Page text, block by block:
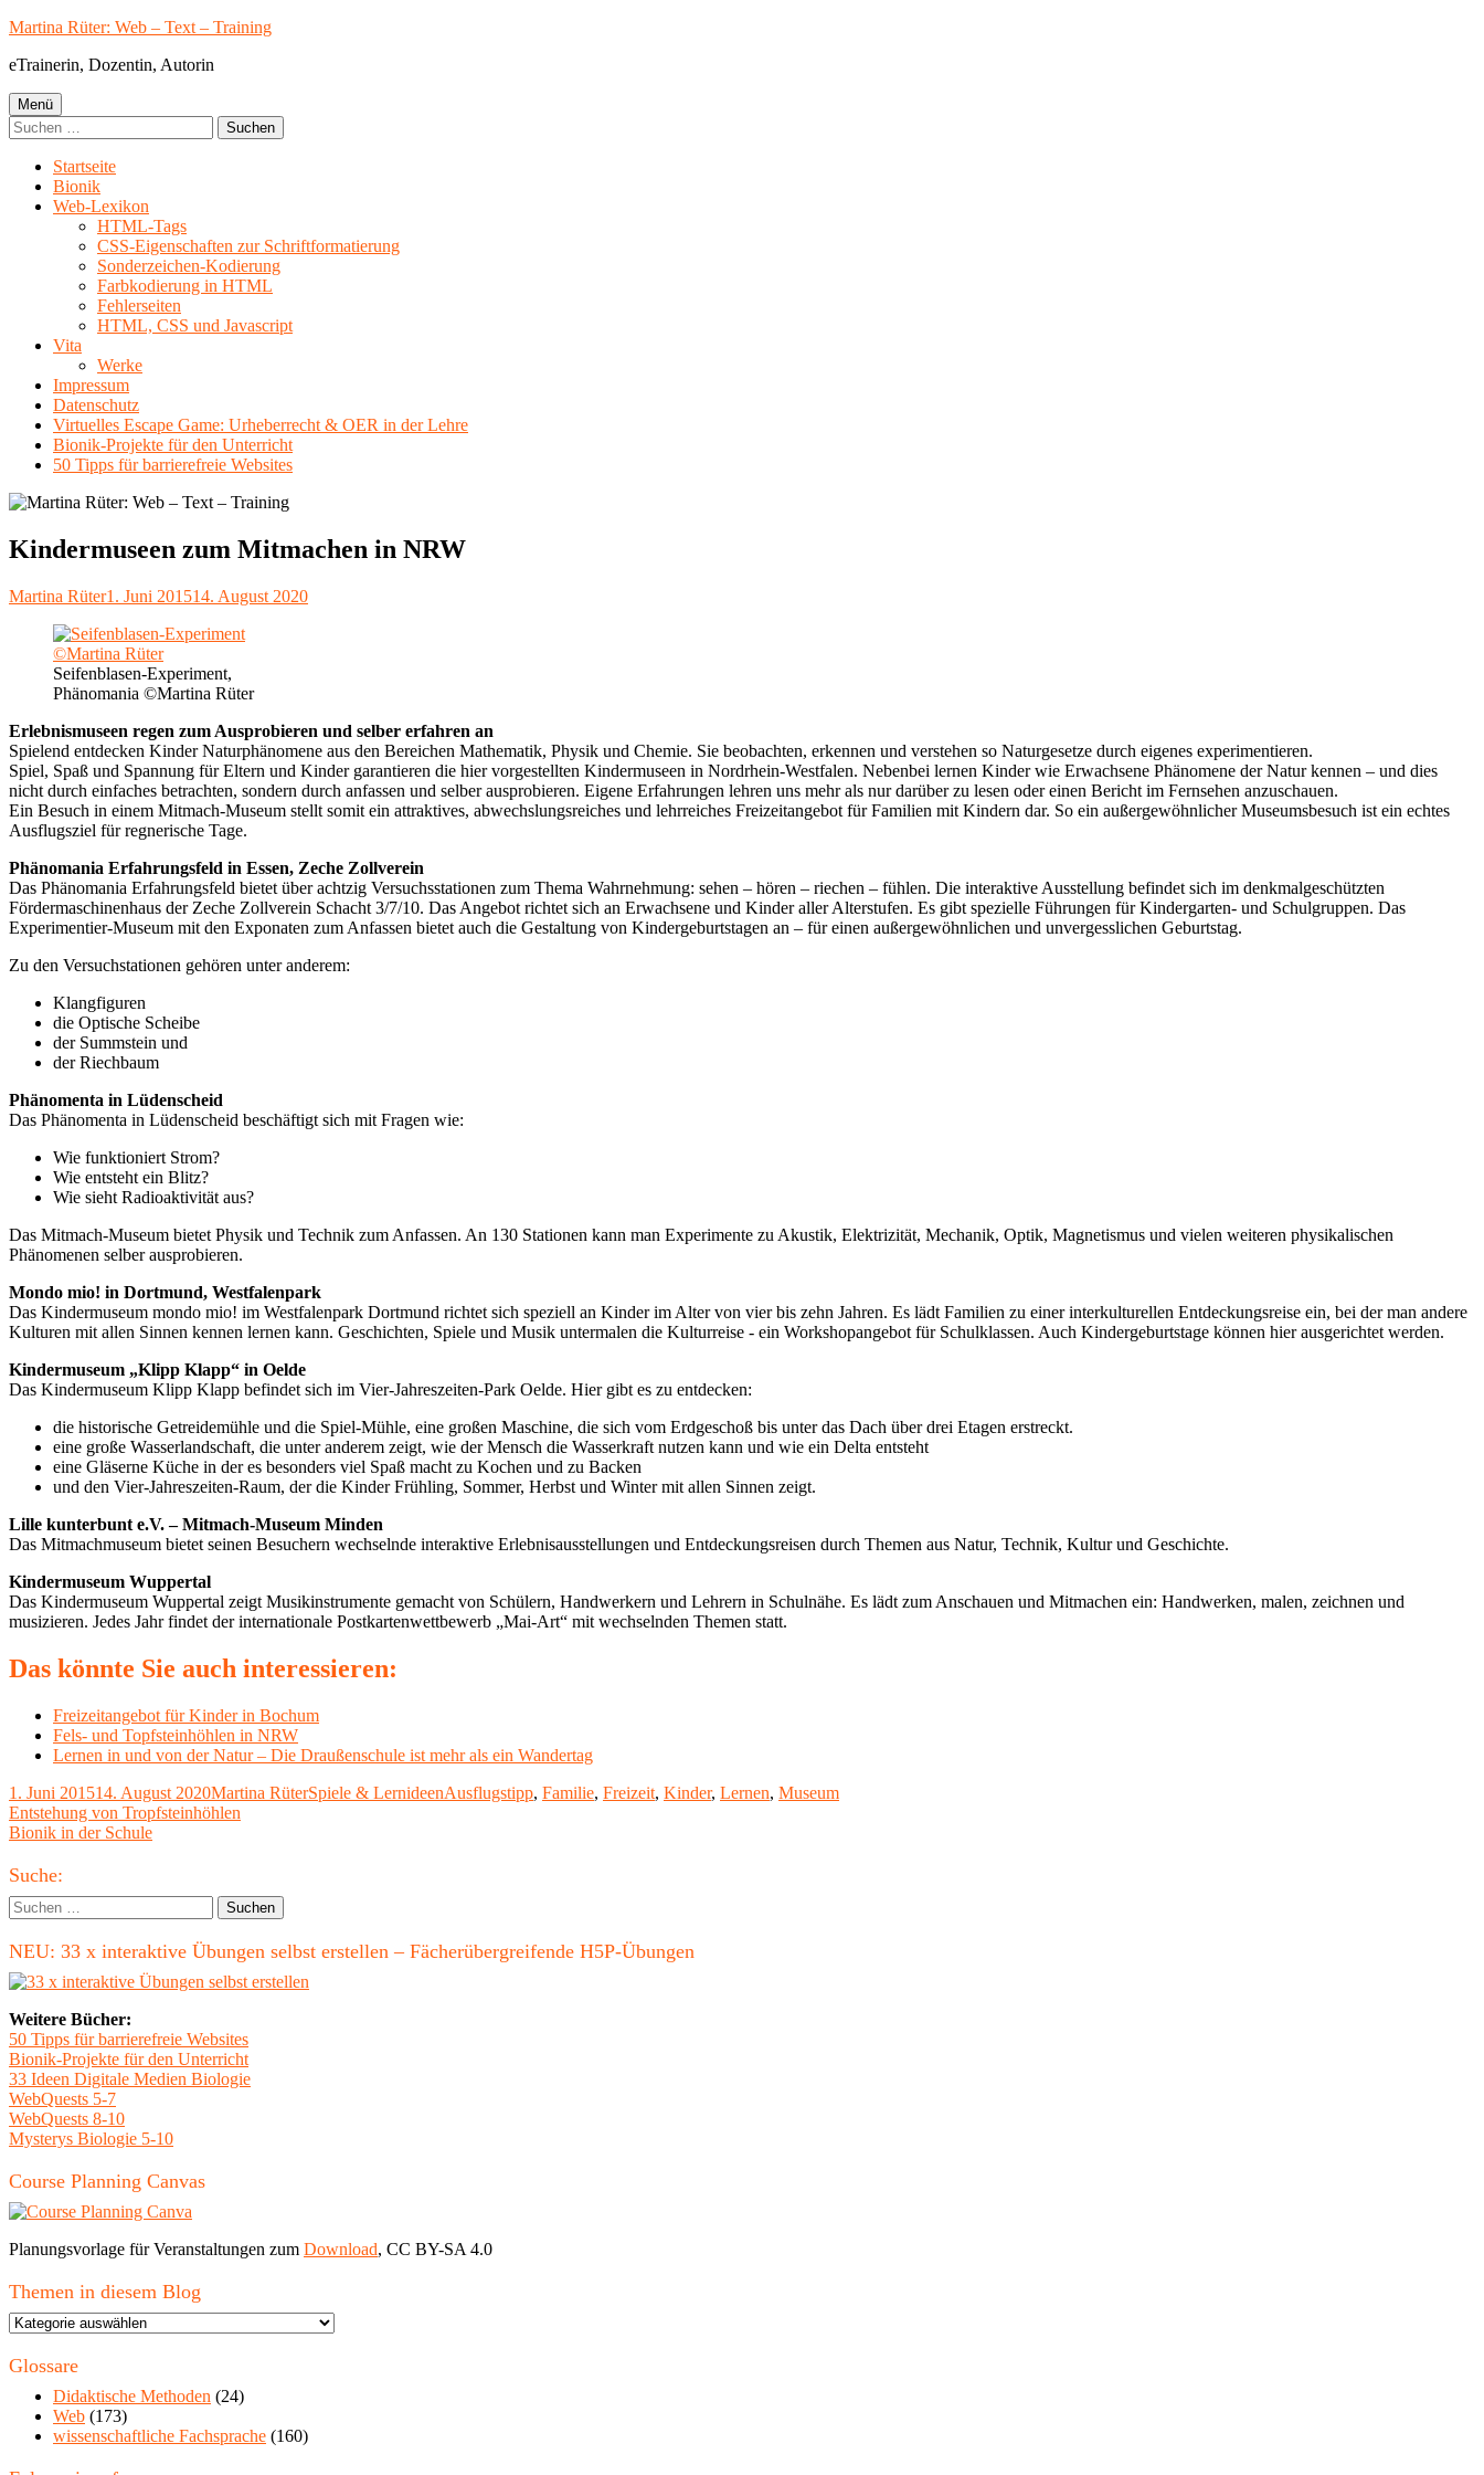
Springe
Inhalt
Martina Rüter: Web – Text – Training
eTrainerin, Dozentin, Autorin
Primäres
Menü
Menü
Suchen
nach:
Startseite
Bionik
Web-Lexikon
HTML-Tags
CSS-Eigenschaften zur Schriftformatierung
Sonderzeichen-Kodierung
Farbkodierung in HTML
Fehlerseiten
HTML, CSS und Javascript
Vita
Werke
Impressum
Datenschutz
Virtuelles Escape Game: Urheberrecht & OER in der Lehre
Bionik-Projekte für den Unterricht
50 Tipps für barrierefreie Websites
Kindermuseen zum Mitmachen in NRW
Autor
Martina RüterVeröffentlicht
1. Juni 201514. August 2020
Seifenblasen-Experiment,
Phänomania ©Martina Rüter
Erlebnismuseen regen zum Ausprobieren und selber erfahren an
Spielend entdecken Kinder Naturphänomene aus den Bereichen Mathematik, Physik und Chemie. Sie beobachten, erkennen und verstehen so Naturgesetze durch eigenes experimentieren.
Spiel, Spaß und Spannung für Eltern und Kinder garantieren die hier vorgestellten Kindermuseen in Nordrhein-Westfalen. Nebenbei lernen Kinder wie Erwachsene Phänomene der Natur kennen – und dies
nicht durch einfaches betrachten, sondern durch anfassen und selber ausprobieren. Eigene Erfahrungen lehren uns mehr als nur darüber zu lesen oder einen Bericht im Fernsehen anzuschauen.
Ein Besuch in einem Mitmach-Museum stellt somit ein attraktives, abwechslungsreiches und lehrreiches Freizeitangebot für Familien mit Kindern dar. So ein außergewöhnlicher Museumsbesuch ist ein echtes
Ausflugsziel für regnerische Tage.
Phänomania Erfahrungsfeld in Essen, Zeche Zollverein
Das Phänomania Erfahrungsfeld bietet über achtzig Versuchsstationen zum Thema Wahrnehmung: sehen – hören – riechen – fühlen. Die interaktive Ausstellung befindet sich im denkmalgeschützten
Fördermaschinenhaus der Zeche Zollverein Schacht 3/7/10. Das Angebot richtet sich an Erwachsene und Kinder aller Alterstufen. Es gibt spezielle Führungen für Kindergarten- und Schulgruppen. Das
Experimentier-Museum mit den Exponaten zum Anfassen bietet auch die Gestaltung von Kindergeburtstagen an – für einen außergewöhnlichen und unvergesslichen Geburtstag.
Zu den Versuchstationen gehören unter anderem:
Klangfiguren
die Optische Scheibe
der Summstein und
der Riechbaum
Phänomenta in Lüdenscheid
Das Phänomenta in Lüdenscheid beschäftigt sich mit Fragen wie:
Wie funktioniert Strom?
Wie entsteht ein Blitz?
Wie sieht Radioaktivität aus?
Das Mitmach-Museum bietet Physik und Technik zum Anfassen. An 130 Stationen kann man Experimente zu Akustik, Elektrizität, Mechanik, Optik, Magnetismus und vielen weiteren physikalischen
Phänomenen selber ausprobieren.
Mondo mio! in Dortmund, Westfalenpark
Das Kindermuseum mondo mio! im Westfalenpark Dortmund richtet sich speziell an Kinder im Alter von vier bis zehn Jahren. Es lädt Familien zu einer interkulturellen Entdeckungsreise ein, bei der man andere
Kulturen mit allen Sinnen kennen lernen kann. Geschichten, Spiele und Musik untermalen die Kulturreise - ein Workshopangebot für Schulklassen. Auch Kindergeburtstage können hier ausgerichtet werden.
Kindermuseum „Klipp Klapp“ in Oelde
Das Kindermuseum Klipp Klapp befindet sich im Vier-Jahreszeiten-Park Oelde. Hier gibt es zu entdecken:
die historische Getreidemühle und die Spiel-Mühle, eine großen Maschine, die sich vom Erdgeschoß bis unter das Dach über drei Etagen erstreckt.
eine große Wasserlandschaft, die unter anderem zeigt, wie der Mensch die Wasserkraft nutzen kann und wie ein Delta entsteht
eine Gläserne Küche in der es besonders viel Spaß macht zu Kochen und zu Backen
und den Vier-Jahreszeiten-Raum, der die Kinder Frühling, Sommer, Herbst und Winter mit allen Sinnen zeigt.
Lille kunterbunt e.V. – Mitmach-Museum Minden
Das Mitmachmuseum bietet seinen Besuchern wechselnde interaktive Erlebnisausstellungen und Entdeckungsreisen durch Themen aus Natur, Technik, Kultur und Geschichte.
Kindermuseum Wuppertal
Das Kindermuseum Wuppertal zeigt Musikinstrumente gemacht von Schülern, Handwerkern und Lehrern in Schulnähe. Es lädt zum Anschauen und Mitmachen ein: Handwerken, malen, zeichnen und
musizieren. Jedes Jahr findet der internationale Postkartenwettbewerb „Mai-Art“ mit wechselnden Themen statt.
Das könnte Sie auch interessieren:
Freizeitangebot für Kinder in Bochum
Fels- und Topfsteinhöhlen in NRW
Lernen in und von der Natur – Die Draußenschule ist mehr als ein Wandertag
Veröffentlicht
am
1. Juni 201514. August 2020Autor
Martina RüterKategorien
Spiele & LernideenSchlagwörter
Ausflugstipp, Familie, Freizeit, Kinder, Lernen, Museum
Beitragsnavigation
Vorheriger
Beitrag:
Entstehung von Tropfsteinhöhlen
Nächster
Bionik in der Schule
Haupt-
Seitenleiste
Suche:
Suchen
nach:
NEU: 33 x interaktive Übungen selbst erstellen – Fächerübergreifende H5P-Übungen
Weitere Bücher:
50 Tipps für barrierefreie Websites
Bionik-Projekte für den Unterricht
33 Ideen Digitale Medien Biologie
WebQuests 5-7
WebQuests 8-10
Mysterys Biologie 5-10
Course Planning Canvas
Planungsvorlage für Veranstaltungen zum Download, CC BY-SA 4.0
Themen in diesem Blog
Themen
diesem
Glossare
Didaktische Methoden (24)
Web (173)
wissenschaftliche Fachsprache (160)